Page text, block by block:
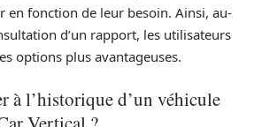
en fonction de leur besoin. Ainsi, au-
d’un rapport, les utilisateurs
options plus avantageuses.
à l’historique d’un véhicule